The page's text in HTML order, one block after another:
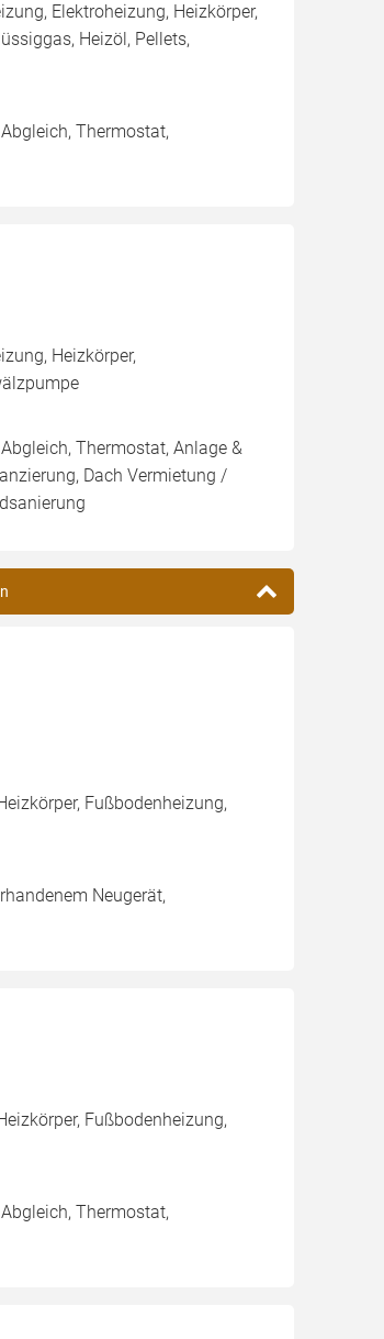
Elektroheizung, Heizkörper,
Heizöl, Pellets,
Thermostat,
Heizkörper,
Thermostat, Anlage &
Dach Vermietung /
Fußbodenheizung,
Neugerät,
Fußbodenheizung,
Thermostat,